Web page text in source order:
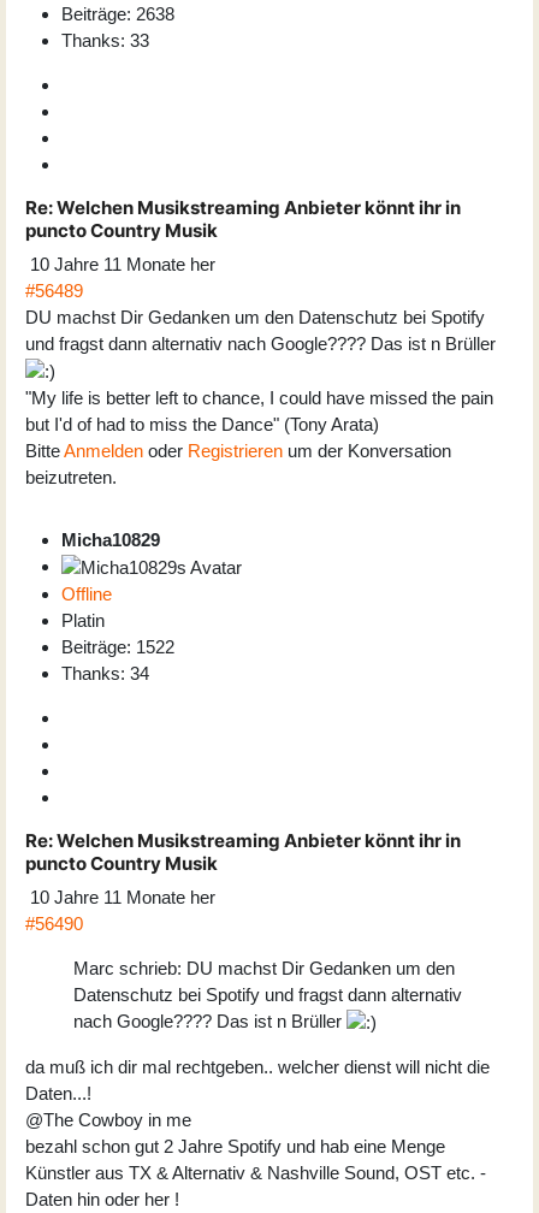
Beiträge: 2638
Thanks: 33
Re:Welchen Musikstreaming Anbieter könnt ihr in
puncto Country Musik
10 Jahre 11 Monate her
#56489
DU machst Dir Gedanken um den Datenschutz bei Spotify
und fragst dann alternativ nach Google???? Das ist n Brüller
"My life is better left to chance, I could have missed the pain
but I'd of had to miss the Dance" (Tony Arata)
BitteAnmelden oder Registrieren um der Konversation
beizutreten.
Micha10829
Offline
Platin
Beiträge: 1522
Thanks: 34
Re:Welchen Musikstreaming Anbieter könnt ihr in
puncto Country Musik
10 Jahre 11 Monate her
#56490
Marc schrieb: DU machst Dir Gedanken um den
Datenschutz bei Spotify und fragst dann alternativ
nach Google???? Das ist n Brüller
da muß ich dir mal rechtgeben.. welcher dienst will nicht die
Daten...!
@The Cowboy in me
bezahl schon gut 2 Jahre Spotify und hab eine Menge
Künstler aus TX & Alternativ & Nashville Sound, OST etc. -
Daten hin oder her !